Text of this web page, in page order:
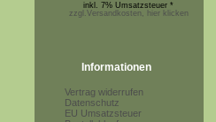
inkl. 7% Umsatzsteuer *
zzgl.Versandkosten, hier klicken
Informationen
Vertrag widerrufen
Datenschutz
EU Umsatzsteuer